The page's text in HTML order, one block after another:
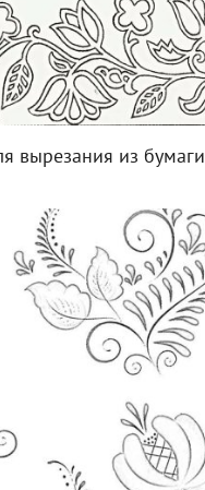
вырезания из